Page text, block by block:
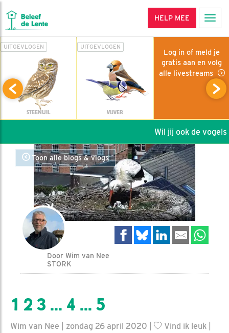
HELP MEE
UITGEVLOGEN
STEENUIL
UITGEVLOGEN
VIJVER
Log in of meld je
gratis aan en volg
alle livestreams
Wil jij ook de vogels
Toon alle blogs & vlogs
Door Wim van Nee
STORK
1 2 3 ... 4 ... 5
Wim van Nee | zondag 26 april 2020 | Vind ik leuk